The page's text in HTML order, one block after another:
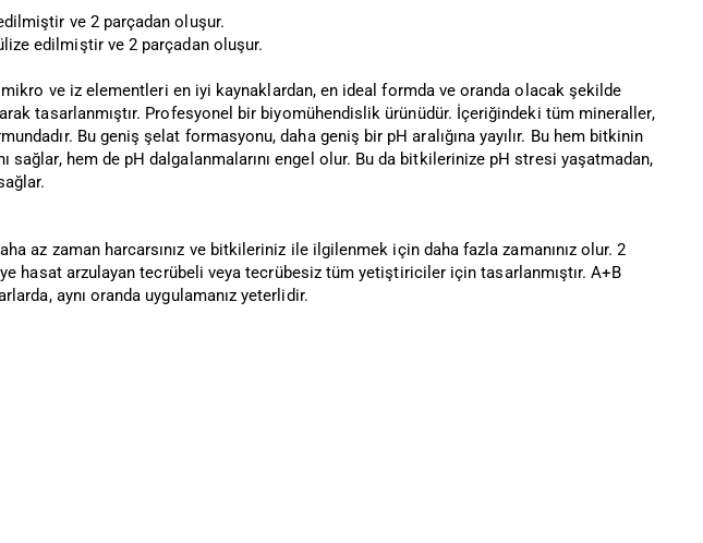
ve 2 parçadan oluşur.
edilmiştir ve 2 parçadan oluşur.
ve iz elementleri en iyi kaynaklardan, en ideal formda ve oranda olacak şekilde
tasarlanmıştır. Profesyonel bir biyomühendislik ürünüdür. İçeriğindeki tüm mineraller,
Bu geniş şelat formasyonu, daha geniş bir pH aralığına yayılır. Bu hem bitkinin
sağlar, hem de pH dalgalanmalarını engel olur. Bu da bitkilerinize pH stresi yaşatmadan,
az zaman harcarsınız ve bitkileriniz ile ilgilenmek için daha fazla zamanınız olur. 2
hasat arzulayan tecrübeli veya tecrübesiz tüm yetiştiriciler için tasarlanmıştır. A+B
aynı oranda uygulamanız yeterlidir.